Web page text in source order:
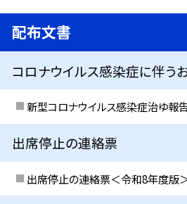
配布文書
コロナウイルス感染症に伴う
新型コロナウイルス感染症治ゆ報
出席停止の連絡票
出席停止の連絡票＜令和8年度版